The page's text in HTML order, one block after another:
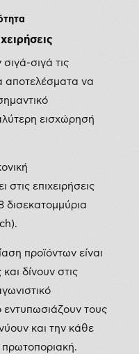
σιγά τις
αποτελέσματα να
εισχώρησή
επιχειρήσεις
δισεκατομμύρια
προϊόντων είναι
δίνουν στις
τους
και την κάθε
πρωτοποριακή.